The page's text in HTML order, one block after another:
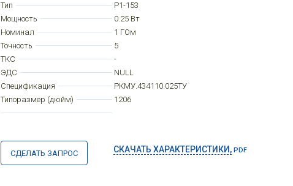
Тип
Р1-153
Мощность
0.25 Вт
Номинал
1 ГОм
Точность
5
ТКС
-
ЭДС
NULL
Спецификация
РКМУ.434110.025ТУ
Типоразмер (дюйм)
1206
СДЕЛАТЬ ЗАПРОС СКАЧАТЬ ХАРАКТЕРИСТИКИ, PDF